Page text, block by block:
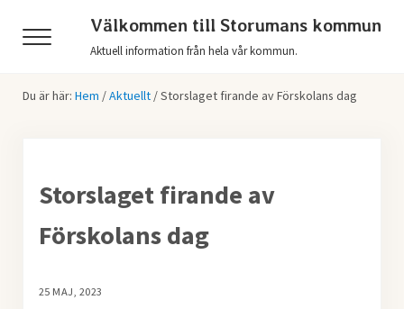
Menu
Välkommen till Storumans kommun
Aktuell information från hela vår kommun.
Du är här: Hem /Aktuellt /Storslaget firande av Förskolans dag
Storslaget firande av
Förskolans dag
25 MAJ, 2023